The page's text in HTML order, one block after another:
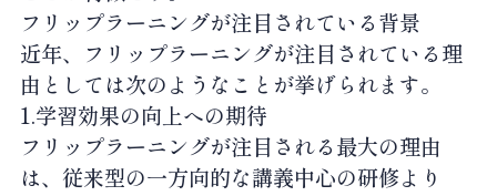
フリップラーニングが注目されている背景
近年、フリップラーニングが注目されている理
由としては次のようなことが挙げられます。
1.学習効果の向上への期待
フリップラーニングが注目される最大の理由
は、従来型の一方向的な講義中心の研修より